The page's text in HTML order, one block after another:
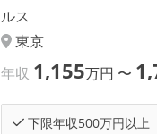
ルス
東京
年収 1,155万円 〜
下限年収500万円以上